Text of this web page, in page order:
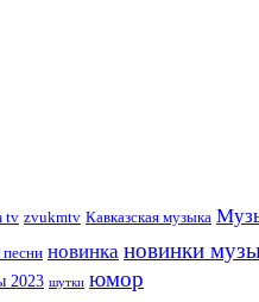
tv zvukmtv Кавказская музыка
новинка новинки
2023 шутки юмор